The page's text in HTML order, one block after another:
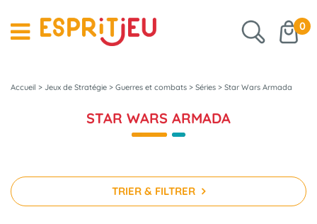
0
Accueil > Jeux de Stratégie > Guerres et combats > Séries > Star Wars Armada
STAR WARS ARMADA
TRIER & FILTRER